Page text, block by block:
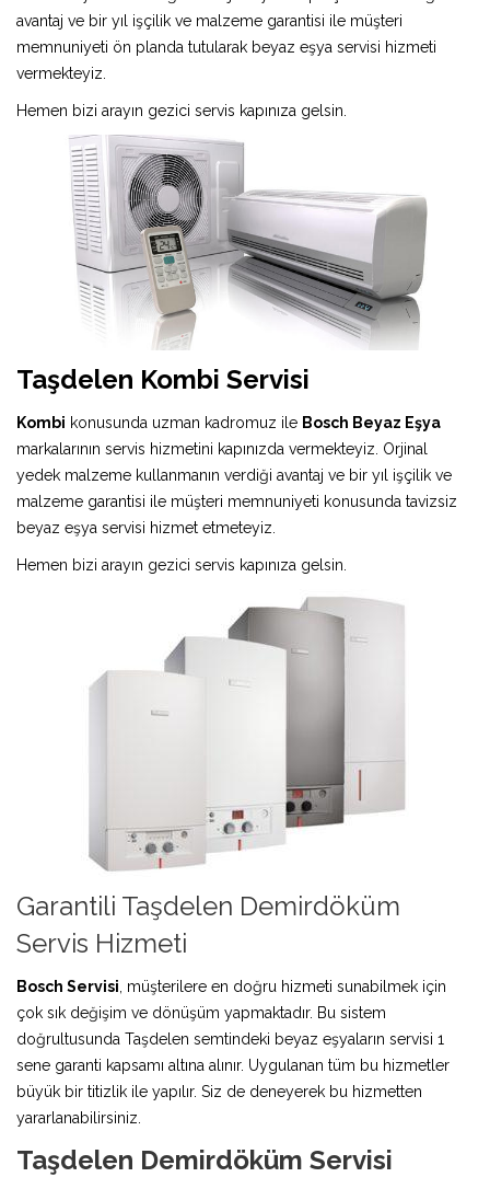
avantaj ve bir yıl işçilik ve malzeme garantisi ile müşteri
memnuniyeti ön planda tutularak beyaz eşya servisi hizmeti
vermekteyiz.
Hemen bizi arayın gezici servis kapınıza gelsin.
Taşdelen Kombi Servisi
Kombi konusunda uzman kadromuz ile Bosch Beyaz Eşya
markalarının servis hizmetini kapınızda vermekteyiz. Orjinal
yedek malzeme kullanmanın verdiği avantaj ve bir yıl işçilik ve
malzeme garantisi ile müşteri memnuniyeti konusunda tavizsiz
beyaz eşya servisi hizmet etmeteyiz.
Hemen bizi arayın gezici servis kapınıza gelsin.
Garantili Taşdelen Demirdöküm
Servis Hizmeti
Bosch Servisi , müşterilere en doğru hizmeti sunabilmek için
çok sık değişim ve dönüşüm yapmaktadır. Bu sistem
doğrultusunda Taşdelen semtindeki beyaz eşyaların servisi 1
sene garanti kapsamı altına alınır. Uygulanan tüm bu hizmetler
büyük bir titizlik ile yapılır. Siz de deneyerek bu hizmetten
yararlanabilirsiniz.
Taşdelen Demirdöküm Servisi